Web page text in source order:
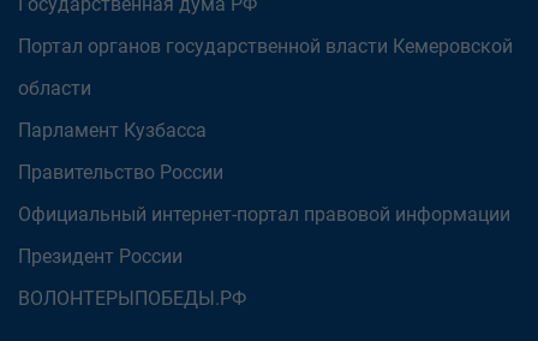
Портал органов государственной власти Кемеровской
области
Парламент Кузбасса
Правительство России
Официальный интернет-портал правовой информации
Президент России
ВОЛОНТЕРЫПОБЕДЫ.РФ